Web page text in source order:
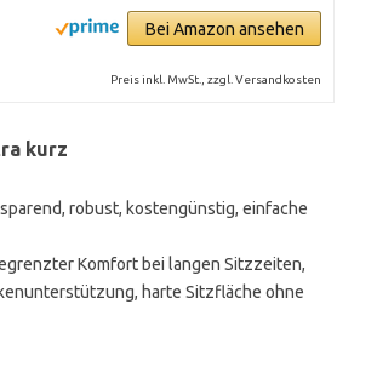
Bei Amazon ansehen
Preis inkl. MwSt., zzgl. Versandkosten
kurz
robust, kostengünstig, einfache
Komfort bei langen Sitzzeiten,
harte Sitzfläche ohne